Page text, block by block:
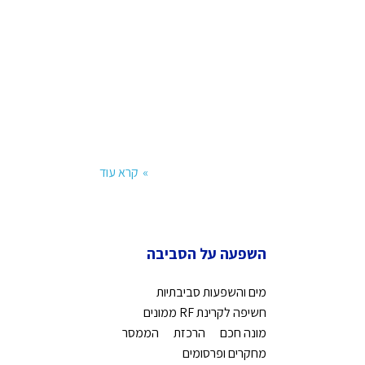
קרא עוד
השפעה על הסביבה
מים והשפעות סביבתיות
חשיפה לקרינת RF ממונים
מונה חכם
הרכזת
הממסר
מחקרים ופרסומים